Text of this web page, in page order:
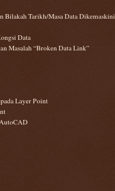
Bilakah Tarikh/Masa Data Dikemaskini
Data
Masalah “Broken Data Link”
Layer Point